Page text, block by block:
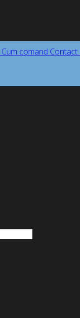
Cum comand Contact